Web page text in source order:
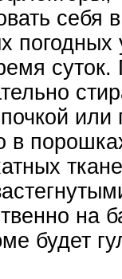
себя в
погодных
суток.
в
на
будет